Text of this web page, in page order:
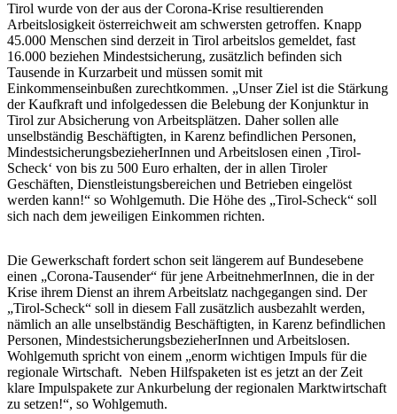
Tirol wurde von der aus der Corona-Krise resultierenden
Arbeitslosigkeit österreichweit am schwersten getroffen. Knapp
45.000 Menschen sind derzeit in Tirol arbeitslos gemeldet, fast
16.000 beziehen Mindestsicherung, zusätzlich befinden sich
Tausende in Kurzarbeit und müssen somit mit
Einkommenseinbußen zurechtkommen. „Unser Ziel ist die Stärkung
der Kaufkraft und infolgedessen die Belebung der Konjunktur in
Tirol zur Absicherung von Arbeitsplätzen. Daher sollen alle
unselbständig Beschäftigten, in Karenz befindlichen Personen,
MindestsicherungsbezieherInnen und Arbeitslosen einen ‚Tirol-
Scheck‘ von bis zu 500 Euro erhalten, der in allen Tiroler
Geschäften, Dienstleistungsbereichen und Betrieben eingelöst
werden kann!“ so Wohlgemuth. Die Höhe des „Tirol-Scheck“ soll
sich nach dem jeweiligen Einkommen richten.
Die Gewerkschaft fordert schon seit längerem auf Bundesebene
einen „Corona-Tausender“ für jene ArbeitnehmerInnen, die in der
Krise ihrem Dienst an ihrem Arbeitslatz nachgegangen sind. Der
„Tirol-Scheck“ soll in diesem Fall zusätzlich ausbezahlt werden,
nämlich an alle unselbständig Beschäftigten, in Karenz befindlichen
Personen, MindestsicherungsbezieherInnen und Arbeitslosen.
Wohlgemuth spricht von einem „enorm wichtigen Impuls für die
regionale Wirtschaft. Neben Hilfspaketen ist es jetzt an der Zeit
klare Impulspakete zur Ankurbelung der regionalen Marktwirtschaft
zu setzen!“, so Wohlgemuth.